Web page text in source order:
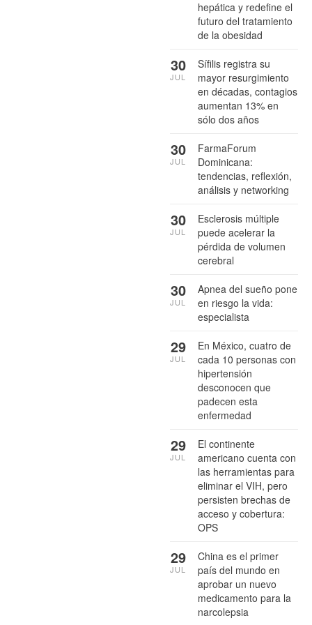
hepática y redefine el
futuro del tratamiento
de la obesidad
Sífilis registra su
mayor resurgimiento
en décadas, contagios
aumentan 13% en
sólo dos años
30
JUL
FarmaForum
Dominicana:
tendencias, reflexión,
análisis y networking
30
JUL
Esclerosis múltiple
puede acelerar la
pérdida de volumen
cerebral
30
JUL
Apnea del sueño pone
en riesgo la vida:
especialista
30
JUL
En México, cuatro de
cada 10 personas con
hipertensión
desconocen que
padecen esta
enfermedad
29
JUL
El continente
americano cuenta con
las herramientas para
eliminar el VIH, pero
persisten brechas de
acceso y cobertura:
OPS
29
JUL
China es el primer
país del mundo en
aprobar un nuevo
medicamento para la
narcolepsia
29
JUL